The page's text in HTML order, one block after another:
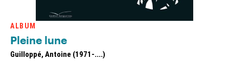
ALBUM
Pleine lune
Guilloppé, Antoine (1971-....)